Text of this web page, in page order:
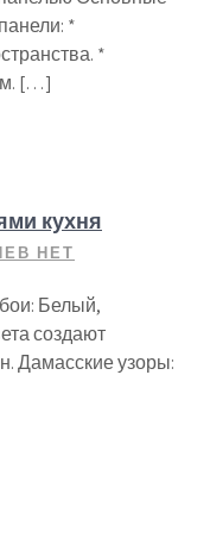
*
*
[…]
кухня
НЕТ
Белый,
создают
Дамасские узоры: